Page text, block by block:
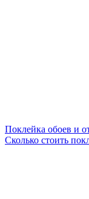
Поклейка обоев и
Сколько стоить